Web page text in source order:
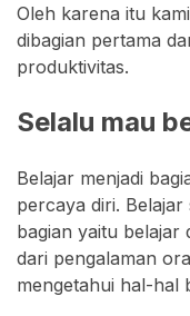
Oleh karena itu
dibagian pertama
produktivitas.
Selalu mau
Belajar menjadi
percaya diri. Belajar
bagian yaitu belajar
dari pengalaman
mengetahui hal-hal